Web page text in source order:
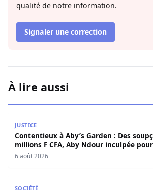
qualité de notre information.
Signaler une correction
À lire aussi
JUSTICE
Contentieux à Aby’s Garden : Des
millions F CFA, Aby Ndour inculpée
sociaux
6 août 2026
SOCIÉTÉ